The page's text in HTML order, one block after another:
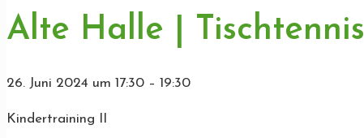
Alte Halle | Tischtennis
26. Juni 2024 um 17:30 – 19:30
Kindertraining II